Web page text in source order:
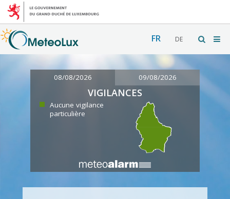
FR DE
08/08/2026 09/08/2026
VIGILANCES
Aucune vigilance
particulière